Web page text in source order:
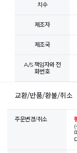
치수
제조자
제조국
A/S 책임자와 전
화번호
교환/반품/환불/취소
주문변경/취소